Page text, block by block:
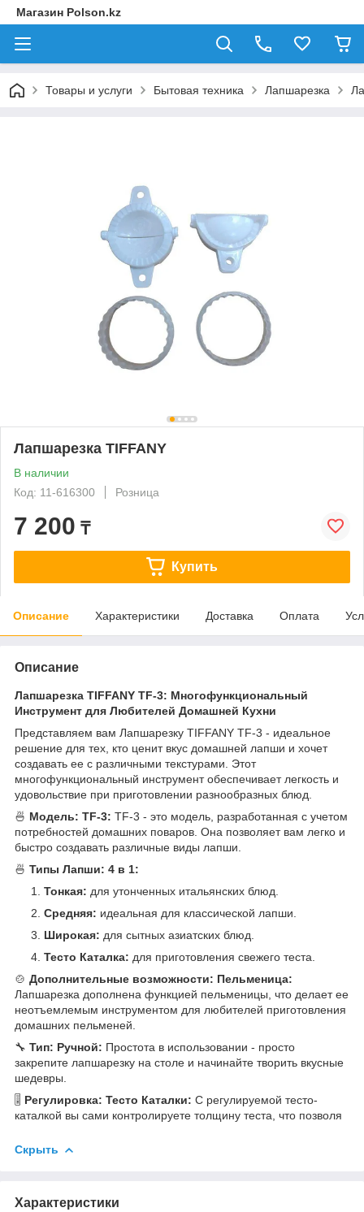
Магазин Polson.kz
Товары и услуги Бытовая техника Лапшарезка
Лапшарезка TIFFANY
В наличии
Код: 11-616300
Розница
7 200 ₸
Купить
Описание Характеристики Доставка Оплата
Описание
Лапшарезка TIFFANY TF-3: Многофункциональный
Инструмент для Любителей Домашней Кухни
Представляем вам Лапшарезку TIFFANY TF-3 - идеальное
решение для тех, кто ценит вкус домашней лапши и хочет
создавать ее с различными текстурами. Этот
многофункциональный инструмент обеспечивает легкость и
удовольствие при приготовлении разнообразных блюд.
🍜 Модель: TF-3: TF-3 - это модель, разработанная с учетом
потребностей домашних поваров. Она позволяет вам легко и
быстро создавать различные виды лапши.
🍜 Типы Лапши: 4 в 1:
Тонкая: для утонченных итальянских блюд.
Средняя: идеальная для классической лапши.
Широкая: для сытных азиатских блюд.
Тесто Каталка: для приготовления свежего теста.
🍲 Дополнительные возможности: Пельменица:
Лапшарезка дополнена функцией пельменицы, что делает ее
неотъемлемым инструментом для любителей приготовления
домашних пельменей.
🔧 Тип: Ручной: Простота в использовании - просто
закрепите лапшарезку на столе и начинайте творить вкусные
шедевры.
🎚️ Регулировка: Тесто Каталки: С регулируемой тесто-
каталкой вы сами контролируете толщину теста, что позволя
Скрыть
Характеристики